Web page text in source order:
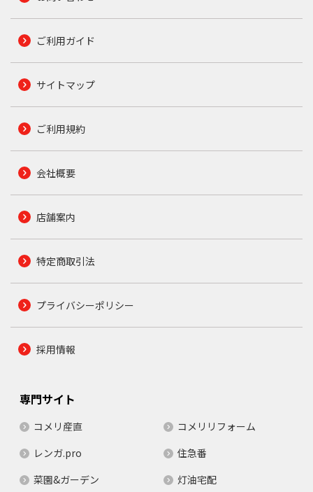
ご利用ガイド
サイトマップ
ご利用規約
会社概要
店舗案内
特定商取引法
プライバシーポリシー
採用情報
専門サイト
コメリ産直
コメリリフォーム
レンガ.pro
住急番
菜園&ガーデン
灯油宅配